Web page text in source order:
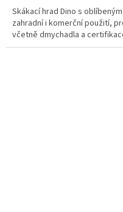
z
5
hvězdiček.
Skákací hrad Dino s
zahradní i komerční použití,
včetně dmychadla a